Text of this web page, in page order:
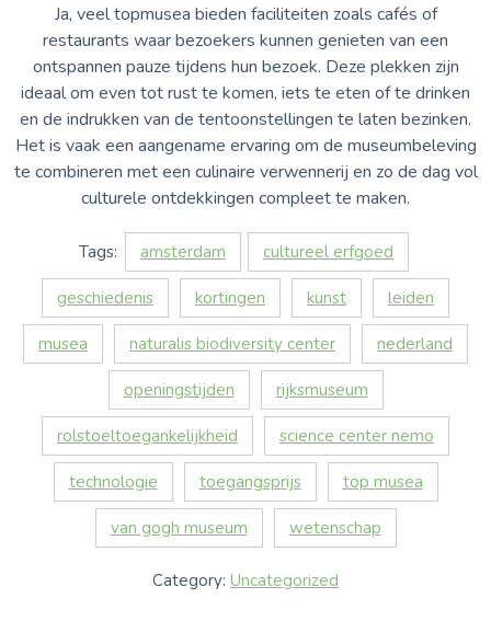
Ja, veel topmusea bieden faciliteiten zoals cafés of
restaurants waar bezoekers kunnen genieten van een
ontspannen pauze tijdens hun bezoek. Deze plekken zijn
ideaal om even tot rust te komen, iets te eten of te drinken
en de indrukken van de tentoonstellingen te laten bezinken.
Het is vaak een aangename ervaring om de museumbeleving
te combineren met een culinaire verwennerij en zo de dag vol
culturele ontdekkingen compleet te maken.
Tags: amsterdam cultureel erfgoed
geschiedenis kortingen kunst leiden
musea naturalis biodiversity center nederland
openingstijden rijksmuseum
rolstoeltoegankelijkheid science center nemo
technologie toegangsprijs top musea
van gogh museum wetenschap
Category: Uncategorized